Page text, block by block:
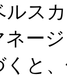
ス
ー
くと